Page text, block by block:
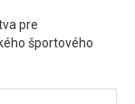
pre
športového